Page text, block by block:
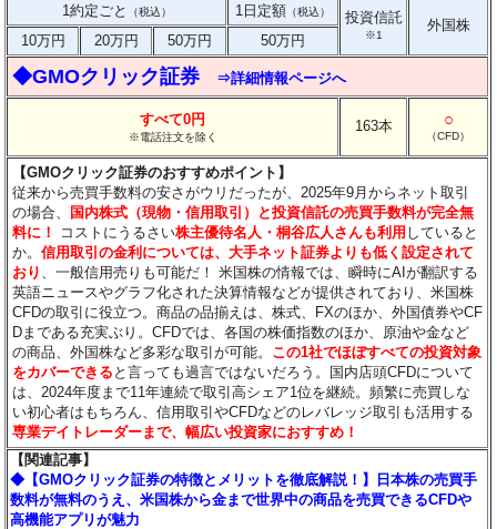
1約定ごと （税込） 1日定額 （税込） 投資信託
※1
外国株
10万円
20万円 50万円 50万円
◆GMOクリック証券 ⇒詳細情報ページへ
すべて0円
※電話注文を除く
163本 ○
（CFD）
【GMOクリック証券のおすすめポイント】
従来から売買手数料の安さがウリだったが、2025年9月からネット取引
の場合、 国内株式（現物・信用取引）と投資信託の売買手数料が完全無
料に！
コストにうるさい株主優待名人・桐谷広人さんも利用 していると
か。信用取引の金利については、大手ネット証券よりも低く設定されて
おり
、一般信用売りも可能だ！ 米国株の情報では、瞬時にAIが翻訳する
英語ニュースやグラフ化された決算情報などが提供されており、米国株
CFDの取引に役立つ。商品の品揃えは、株式、FXのほか、外国債券やCF
Dまである充実ぶり。CFDでは、各国の株価指数のほか、原油や金など
の商品、外国株など多彩な取引が可能。 この1社でほぼすべての投資対象
をカバーできる と言っても過言ではないだろう。国内店頭CFDについて
は、2024年度まで11年連続で取引高シェア1位を継続。頻繁に売買しな
い初心者はもちろん、信用取引やCFDなどのレバレッジ取引も活用する
専業デイトレーダーまで、幅広い投資家におすすめ！
【関連記事】
◆【GMOクリック証券の特徴とメリットを徹底解説！】日本株の売買手
数料が無料のうえ、米国株から金まで世界中の商品を売買できるCFDや
高機能アプリが魅力